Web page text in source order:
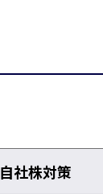
自社株対策